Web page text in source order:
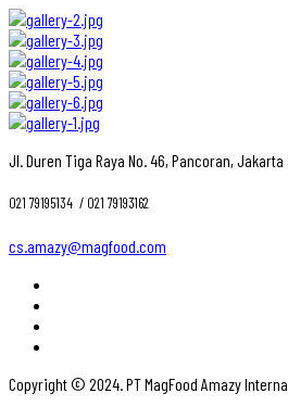
Jl. Duren Tiga Raya No. 46, Pancoran, Jakarta
021 79195134 ‎ / 021 79193162
cs.amazy@magfood.com
Copyright © 2024. PT MagFood Amazy